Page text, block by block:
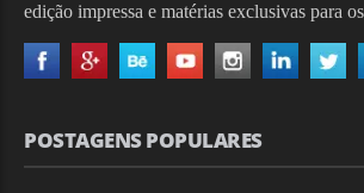
edição impressa e matérias exclusivas para
POSTAGENS POPULARES